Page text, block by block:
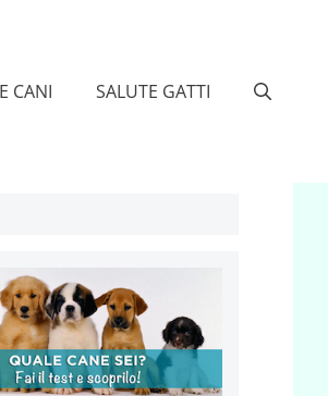
CANI SALUTE GATTI